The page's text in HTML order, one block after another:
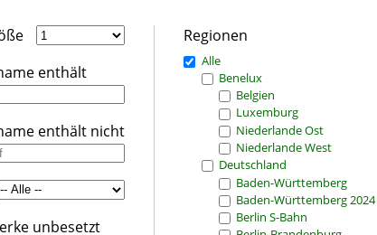
enthält
enthält nicht
unbesetzt
Regionen
Alle
Benelux
Belgien
Luxemburg
Niederlande Ost
Niederlande West
Deutschland
Baden-Württemberg
Baden-Württemberg 2024
Berlin S-Bahn